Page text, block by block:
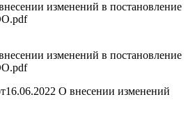
изменений в постановление
изменений в постановление
О внесении изменений